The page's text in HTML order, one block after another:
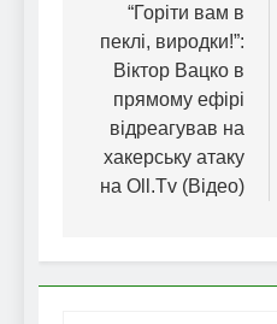
записів
“Горіти вам в
пеклі, виродки!”:
Віктор Вацко в
прямому ефірі
відреагував на
хакерську атаку
на Oll.Tv (Відео)